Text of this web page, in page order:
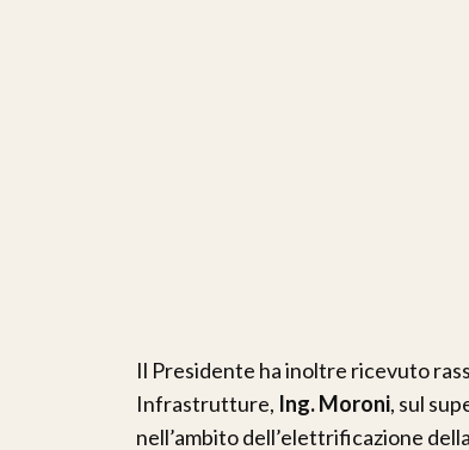
Il Presidente ha inoltre ricevuto
Infrastrutture, Ing. Moroni, sul
nell’ambito dell’elettrificazione